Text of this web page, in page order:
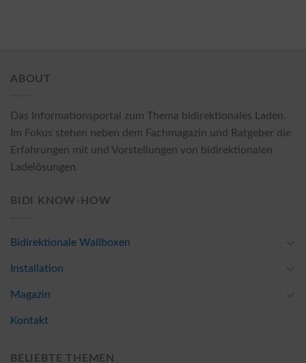
ABOUT
Das Informationsportal zum Thema bidirektionales Laden.
Im Fokus stehen neben dem Fachmagazin und Ratgeber die
Erfahrungen mit und Vorstellungen von bidirektionalen
Ladelösungen.
BIDI KNOW-HOW
Bidirektionale Wallboxen
Installation
Magazin
Kontakt
BELIEBTE THEMEN